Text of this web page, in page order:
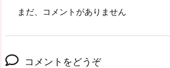
まだ、コメントがありません
コメントをどうぞ